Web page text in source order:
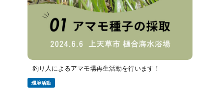
釣り人によるアマモ場再生活動を行います！
環境活動